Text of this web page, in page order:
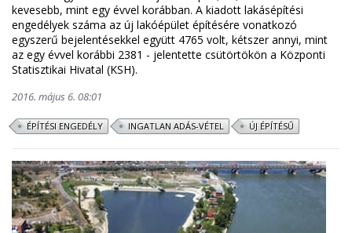
kevesebb, mint egy évvel korábban. A kiadott lakásépítési
engedélyek száma az új lakóépület építésére vonatkozó
egyszerű bejelentésekkel együtt 4765 volt, kétszer annyi, mint
az egy évvel korábbi 2381 - jelentette csütörtökön a Központi
Statisztikai Hivatal (KSH).
2016. május 6. 08:01
ÉPÍTÉSI ENGEDÉLY INGATLAN ADÁS-VÉTEL ÚJ ÉPÍTÉSŰ